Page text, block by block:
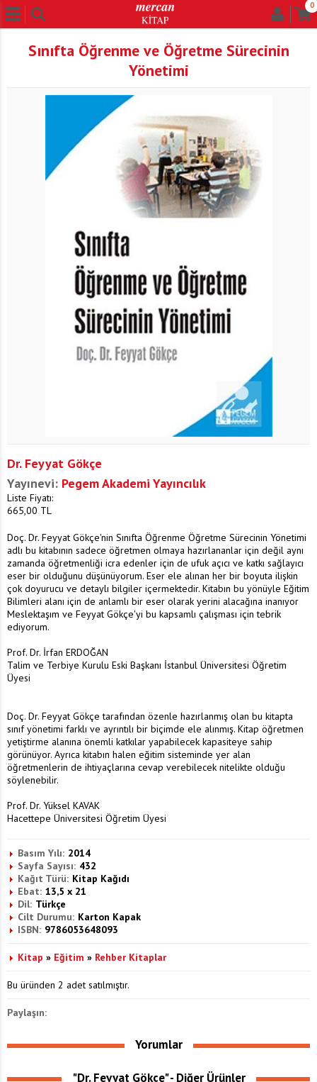
0
Sınıfta Öğrenme ve Öğretme Sürecinin
Yönetimi
Dr. Feyyat Gökçe
Yayınevi: Pegem Akademi Yayıncılık
Liste Fiyatı:
665,00 TL
Doç. Dr. Feyyat Gökçe'nin Sınıfta Öğrenme Öğretme Sürecinin Yönetimi
adlı bu kitabının sadece öğretmen olmaya hazırlananlar için değil aynı
zamanda öğretmenliği icra edenler için de ufuk açıcı ve katkı sağlayıcı
eser bir olduğunu düşünüyorum. Eser ele alınan her bir boyuta ilişkin
çok doyurucu ve detaylı bilgiler içermektedir. Kitabın bu yönüyle Eğitim
Bilimleri alanı için de anlamlı bir eser olarak yerini alacağına inanıyor
Meslektaşım ve Feyyat Gökçe'yi bu kapsamlı çalışması için tebrik
ediyorum.
Prof. Dr. İrfan ERDOĞAN
Talim ve Terbiye Kurulu Eski Başkanı İstanbul Üniversitesi Öğretim
Üyesi
Doç. Dr. Feyyat Gökçe tarafından özenle hazırlanmış olan bu kitapta
sınıf yönetimi farklı ve ayrıntılı bir biçimde ele alınmış. Kitap öğretmen
yetiştirme alanına önemli katkılar yapabilecek kapasiteye sahip
görünüyor. Ayrıca kitabın halen eğitim sisteminde yer alan
öğretmenlerin de ihtiyaçlarına cevap verebilecek nitelikte olduğu
söylenebilir.
Prof. Dr. Yüksel KAVAK
Hacettepe Üniversitesi Öğretim Üyesi
Basım Yılı: 2014
Sayfa Sayısı: 432
Kağıt Türü: Kitap Kağıdı
Ebat: 13,5 x 21
Dil: Türkçe
Cilt Durumu: Karton Kapak
ISBN: 9786053648093
Kitap » Eğitim » Rehber Kitaplar
Bu üründen 2 adet satılmıştır.
Paylaşın:
Yorumlar
"Dr. Feyyat Gökçe" - Diğer Ürünler